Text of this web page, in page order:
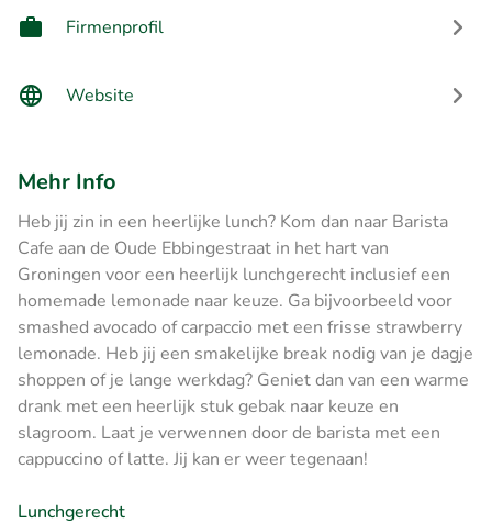
Firmenprofil
Website
Mehr Info
Heb jij zin in een heerlijke lunch? Kom dan naar Barista
Cafe aan de Oude Ebbingestraat in het hart van
Groningen voor een heerlijk lunchgerecht inclusief een
homemade lemonade naar keuze. Ga bijvoorbeeld voor
smashed avocado of carpaccio met een frisse strawberry
lemonade. Heb jij een smakelijke break nodig van je dagje
shoppen of je lange werkdag? Geniet dan van een warme
drank met een heerlijk stuk gebak naar keuze en
slagroom. Laat je verwennen door de barista met een
cappuccino of latte. Jij kan er weer tegenaan!
Lunchgerecht